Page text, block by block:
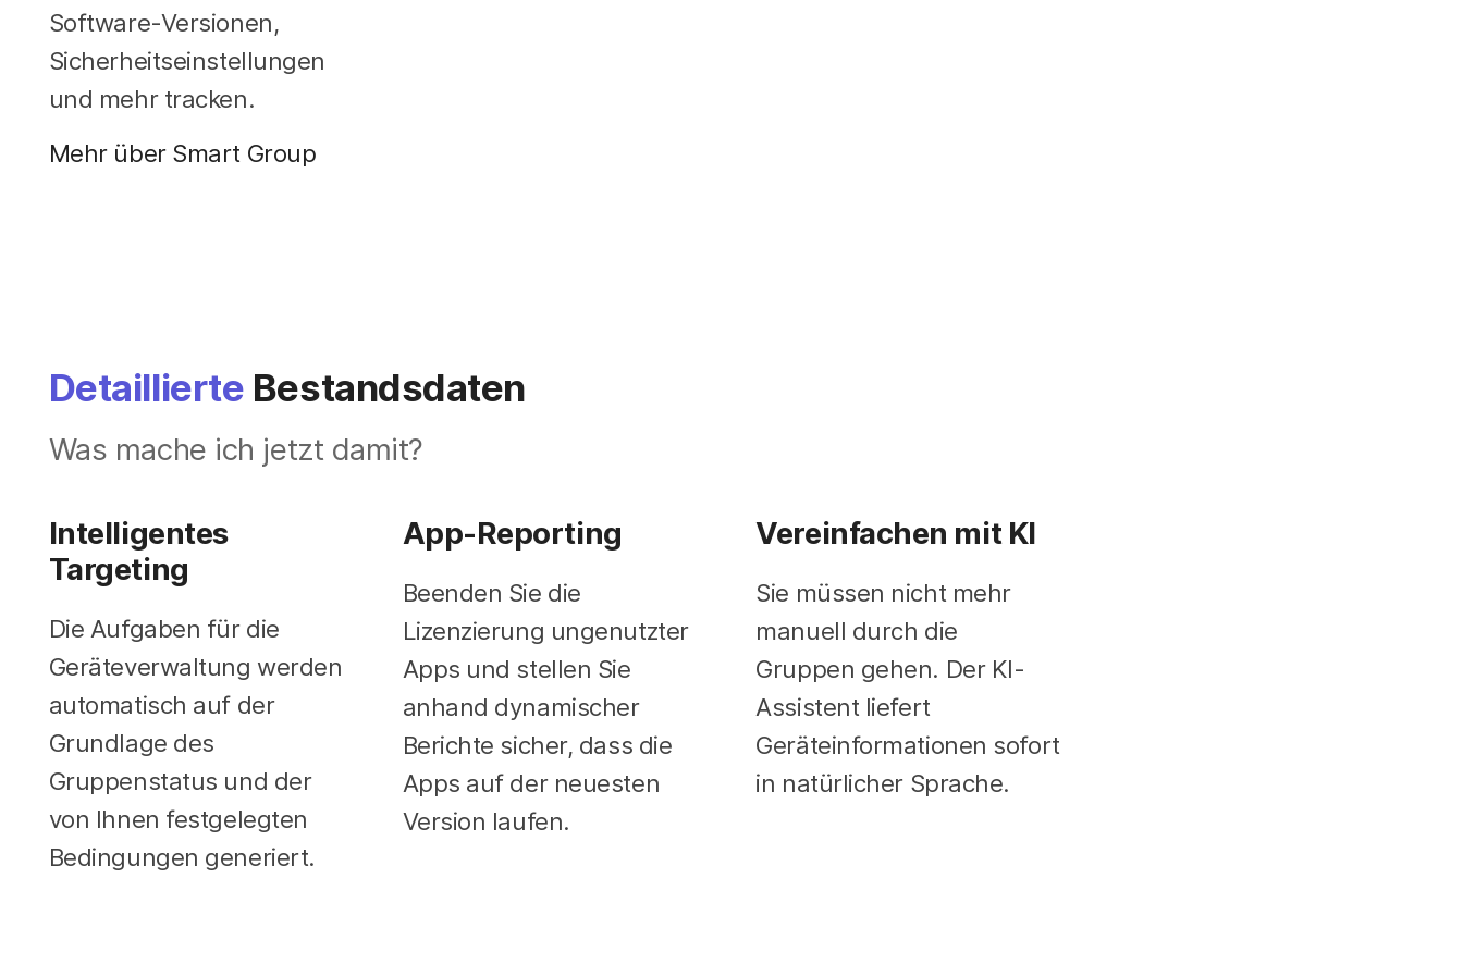
Software-Versionen,
Sicherheitseinstellungen
und mehr tracken.
Mehr über Smart Group
Detaillierte Bestandsdaten
Was mache ich jetzt damit?
Intelligentes
Targeting
Die Aufgaben für die
Geräteverwaltung werden
automatisch auf der
Grundlage des
Gruppenstatus und der
von Ihnen festgelegten
Bedingungen generiert.
App-Reporting
Beenden Sie die
Lizenzierung ungenutzter
Apps und stellen Sie
anhand dynamischer
Berichte sicher, dass die
Apps auf der neuesten
Version laufen.
Vereinfachen mit KI
Sie müssen nicht mehr
manuell durch die
Gruppen gehen. Der KI-
Assistent liefert
Geräteinformationen sofort
in natürlicher Sprache.